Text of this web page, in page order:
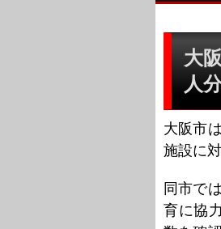
大
人
大阪市
施設に
同市で
育に協